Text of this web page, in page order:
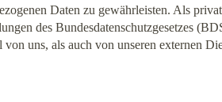
Daten zu gewährleisten. Als
des Bundesdatenschutzgesetzes
uns, als auch von unseren externen